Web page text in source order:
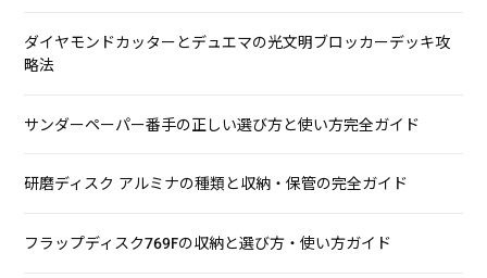
ダイヤモンドカッターとデュエマの光文明ブロッカーデッキ攻
略法
サンダーペーパー番手の正しい選び方と使い方完全ガイド
研磨ディスク アルミナの種類と収納・保管の完全ガイド
フラップディスク769Fの収納と選び方・使い方ガイド